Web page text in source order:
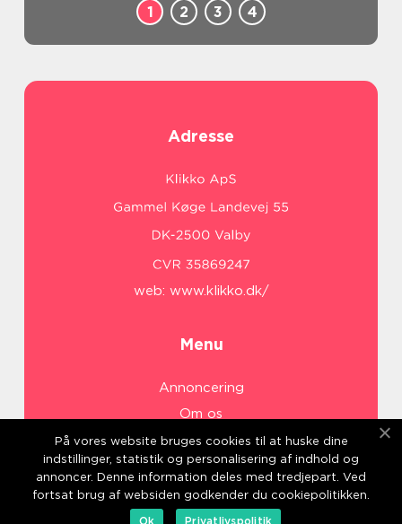
1 2 3 4
Adresse
web: www.klikko.dk/
Menu
Annoncering
Om os
Cookies
Kontakt os
Sitemap
På vores website bruges cookies til at huske dine
indstillinger, statistik og personalisering af indhold og
annoncer. Denne information deles med tredjepart. Ved
fortsat brug af websiden godkender du cookiepolitikken.
Ok
Privatlivspolitik